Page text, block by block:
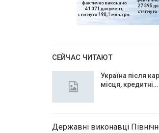
СЕЙЧАС ЧИТАЮТ
Україна після
місця, кредитні…
Державні виконавці